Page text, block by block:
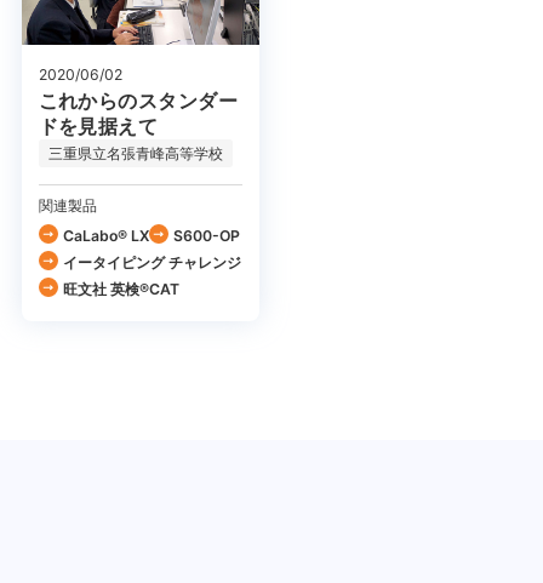
2020/06/02
これからのスタンダー
ドを見据えて
三重県立名張青峰高等学校
関連製品
CaLabo® LX
S600-OP
イータイピング チャレンジ
旺文社 英検®CAT